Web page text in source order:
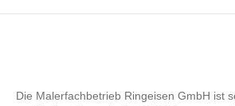
Die Malerfachbetrieb Ringeisen GmbH ist